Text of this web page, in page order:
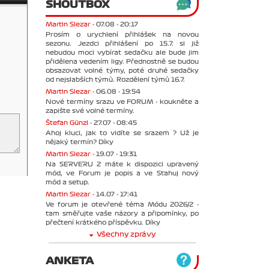
SHOUTBOX
Martin Slezar - 07.08 - 20:17
Prosím o urychlení přihlášek na novou
sezonu. Jezdci přihlášení po 15.7. si již
nebudou moci vybírat sedačku ale bude jim
přidělena vedením ligy. Přednostně se budou
obsazovat volné týmy, poté druhé sedačky
od nejslabších týmů. Rozdělení týmů 16.7.
Martin Slezar - 06.08 - 19:54
Nové termíny srazu ve FORUM - koukněte a
zapište své volné termíny.
Štefan Günzl - 27.07 - 08:45
Ahoj kluci, jak to vidíte se srazem ? Už je
nějaký termín? Díky
Martin Slezar - 19.07 - 19:31
Na SERVERU 2 máte k dispozici upravený
mód, ve Forum je popis a ve Stahuj nový
mód a setup.
Martin Slezar - 14.07 - 17:41
Ve forum je otevřené téma Módu 2026/2 -
tam směřujte vaše názory a připomínky, po
přečtení krátkého příspěvku. Díky
Všechny zprávy
ANKETA